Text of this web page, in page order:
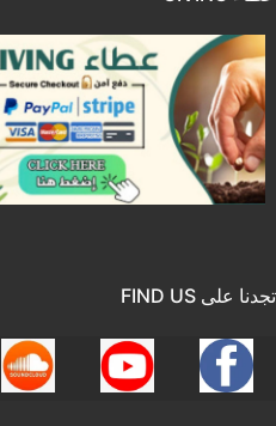
تجدنا على FIND US